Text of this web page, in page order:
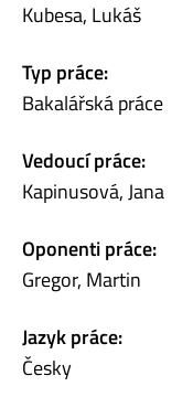
Kubesa, Lukáš
Typ práce:
Bakalářská práce
Vedoucí práce:
Kapinusová, Jana
Oponenti práce:
Gregor, Martin
Jazyk práce:
Česky